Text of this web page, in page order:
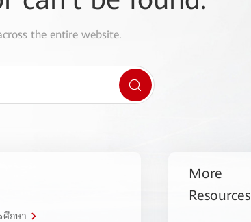
the entire website.
ศึกษา
More
Resources